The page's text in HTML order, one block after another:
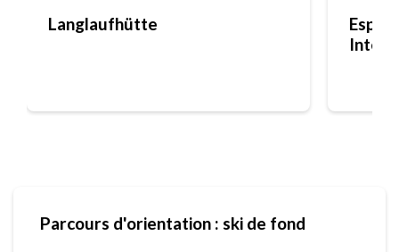
Langlaufhütte
Parcours d'orientation : ski de fond